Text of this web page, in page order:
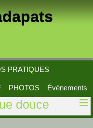
PRATIQUES
PHOTOS Évènements
douce